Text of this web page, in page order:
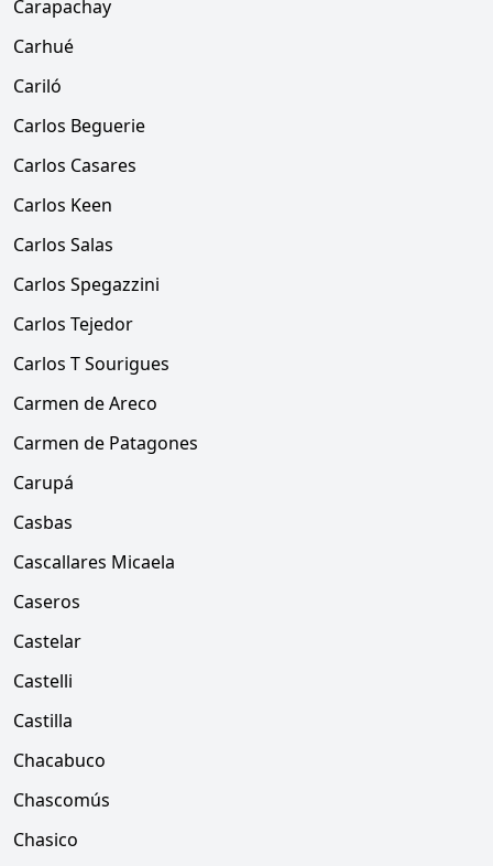
Carapachay
Carhué
Cariló
Carlos Beguerie
Carlos Casares
Carlos Keen
Carlos Salas
Carlos Spegazzini
Carlos Tejedor
Carlos T Sourigues
Carmen de Areco
Carmen de Patagones
Carupá
Casbas
Cascallares Micaela
Caseros
Castelar
Castelli
Castilla
Chacabuco
Chascomús
Chasico